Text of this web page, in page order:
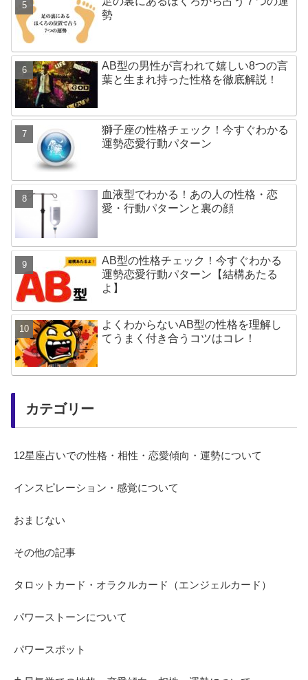
勢
AB型の男性が言われて嬉しい8つの言
葉と生まれ持った性格を徹底解説！
獅子座の性格チェック！今すぐわかる
運勢恋愛行動パターン
血液型でわかる！あの人の性格・恋
愛・行動パターンと裏の顔
AB型の性格チェック！今すぐわかる
運勢恋愛行動パターン【結構あたる
よ】
よくわからないAB型の性格を理解し
てうまく付き合うコツはコレ！
カテゴリー
12星座占いでの性格・相性・恋愛傾向・運勢について
インスピレーション・感覚について
おまじない
その他の記事
タロットカード・オラクルカード（エンジェルカード）
パワーストーンについて
パワースポット